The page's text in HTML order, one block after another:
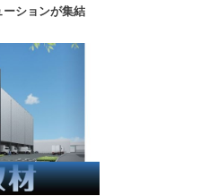
ションが集結